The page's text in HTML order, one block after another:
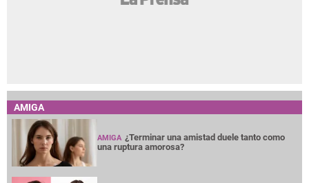
AMIGA
AMIGA ¿Terminar una amistad duele tanto como
una ruptura amorosa?